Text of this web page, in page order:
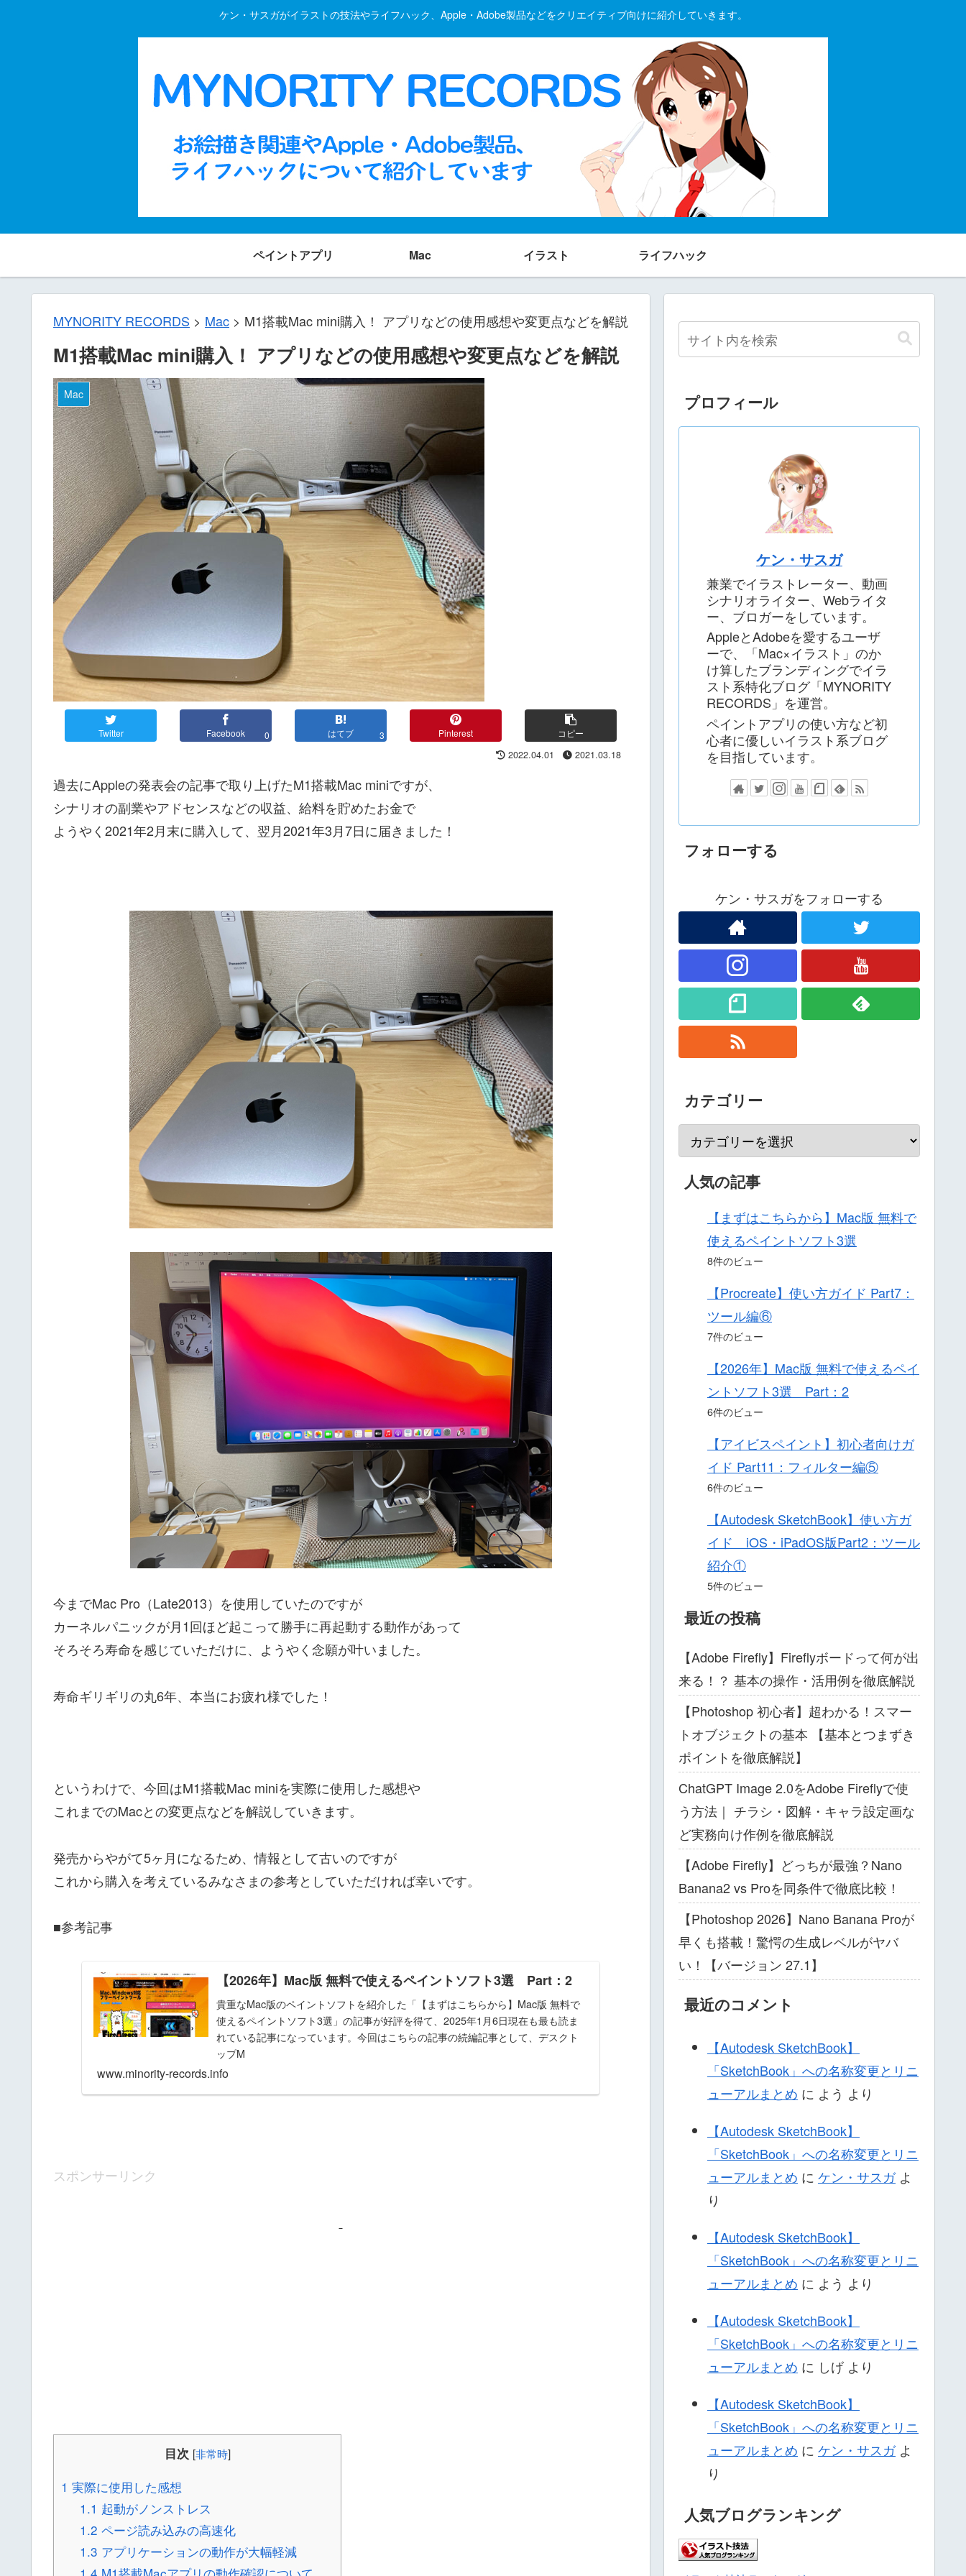
ケン・サスガがイラストの技法やライフハック、Apple・Adobe製品などをクリエイティブ向けに紹介していきます。
ペイントアプリ Mac イラスト ライフハック
MYNORITY RECORDS > Mac > M1搭載Mac mini購入！ アプリなどの使用感想や変更点などを解説
M1搭載Mac mini購入！ アプリなどの使用感想や変更点などを解説
Mac
Twitter Facebook 0 はてブ 3 Pinterest コピー
2022.04.01 2021.03.18
過去にAppleの発表会の記事で取り上げたM1搭載Mac miniですが、
シナリオの副業やアドセンスなどの収益、給料を貯めたお金で
ようやく2021年2月末に購入して、翌月2021年3月7日に届きました！
今までMac Pro（Late2013）を使用していたのですが
カーネルパニックが月1回ほど起こって勝手に再起動する動作があって
そろそろ寿命を感じていただけに、ようやく念願が叶いました。
寿命ギリギリの丸6年、本当にお疲れ様でした！
というわけで、今回はM1搭載Mac miniを実際に使用した感想や
これまでのMacとの変更点などを解説していきます。
発売からやがて5ヶ月になるため、情報として古いのですが
これから購入を考えているみなさまの参考としていただければ幸いです。
■参考記事
【2026年】Mac版 無料で使えるペイントソフト3選 Part：2
貴重なMac版のペイントソフトを紹介した「【まずはこちらから】Mac版 無料で
使えるペイントソフト3選」の記事が好評を得て、2025年1月6日現在も最も読ま
れている記事になっています。今回はこちらの記事の続編記事として、デスクト
ップM
www.minority-records.info
スポンサーリンク
目次 [非常時]
1 実際に使用した感想
1.1 起動がノンストレス
1.2 ページ読み込みの高速化
1.3 アプリケーションの動作が大幅軽減
プロフィール
ケン・サスガ
兼業でイラストレーター、動画
シナリオライター、Webライタ
ー、ブロガーをしています。
AppleとAdobeを愛するユーザ
ーで、「Mac×イラスト」のか
け算したブランディングでイラ
スト系特化ブログ「MYNORITY
RECORDS」を運営。
ペイントアプリの使い方など初
心者に優しいイラスト系ブログ
を目指しています。
フォローする
ケン・サスガをフォローする
カテゴリー
人気の記事
【まずはこちらから】Mac版 無料で
使えるペイントソフト3選
8件のビュー
【Procreate】使い方ガイド Part7：
ツール編⑥
7件のビュー
【2026年】Mac版 無料で使えるペイ
ントソフト3選 Part：2
6件のビュー
【アイビスペイント】初心者向けガ
イド Part11：フィルター編⑤
6件のビュー
【Autodesk SketchBook】使い方ガ
イド iOS・iPadOS版Part2：ツール
紹介①
5件のビュー
最近の投稿
【Adobe Firefly】Fireflyボードって何が出
来る！？ 基本の操作・活用例を徹底解説
【Photoshop 初心者】超わかる！スマー
トオブジェクトの基本 【基本とつまずき
ポイントを徹底解説】
ChatGPT Image 2.0をAdobe Fireflyで使
う方法｜ チラシ・図解・キャラ設定画な
ど実務向け作例を徹底解説
【Adobe Firefly】どっちが最強？Nano
Banana2 vs Proを同条件で徹底比較！
【Photoshop 2026】Nano Banana Proが
早くも搭載！驚愕の生成レベルがヤバ
い！【バージョン 27.1】
最近のコメント
【Autodesk SketchBook】
「SketchBook」への名称変更とリニ
ューアルまとめ に よう より
【Autodesk SketchBook】
「SketchBook」への名称変更とリニ
ューアルまとめ に ケン・サスガよ
り
【Autodesk SketchBook】
「SketchBook」への名称変更とリニ
ューアルまとめ に よう より
【Autodesk SketchBook】
「SketchBook」への名称変更とリニ
ューアルまとめ に しげ より
【Autodesk SketchBook】
「SketchBook」への名称変更とリニ
ューアルまとめ に ケン・サスガよ
り
人気ブログランキング